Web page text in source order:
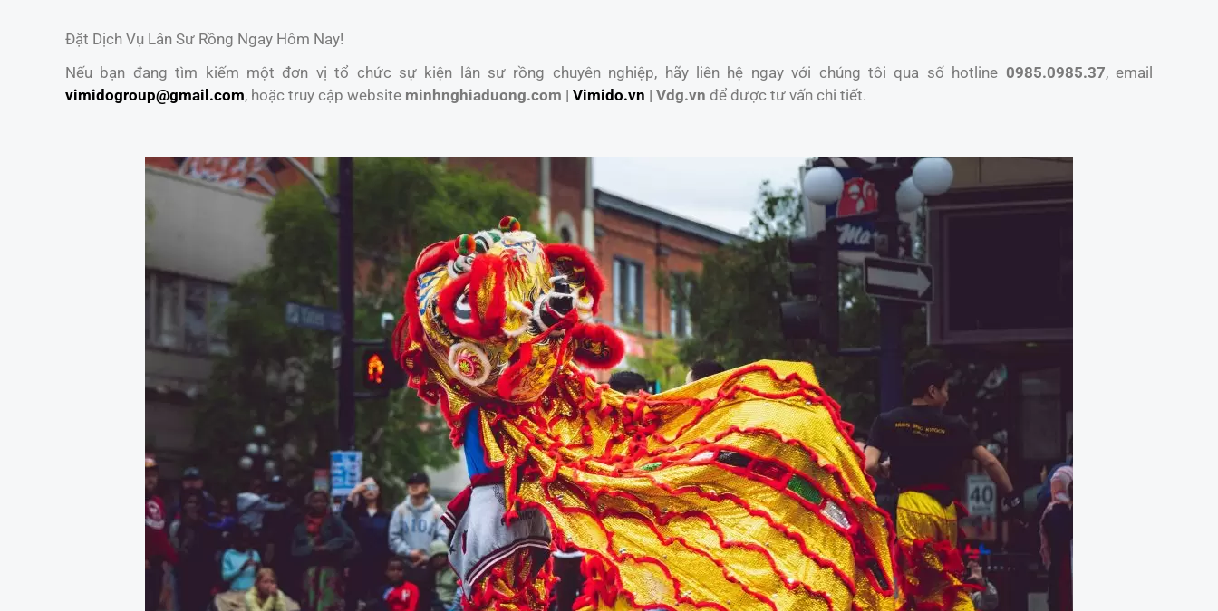
Đặt Dịch Vụ Lân Sư Rồng Ngay Hôm Nay!
Nếu bạn đang tìm kiếm một đơn vị tổ chức sự kiện lân sư rồng chuyên nghiệp, hãy liên hệ ngay với chúng tôi qua số hotline 0985.0985.37, email
vimidogroup@gmail.com, hoặc truy cập website minhnghiaduong.com | Vimido.vn | Vdg.vn để được tư vấn chi tiết.